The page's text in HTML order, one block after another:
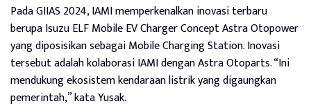
Pada GIIAS 2024, IAMI memperkenalkan inovasi terbaru
berupa Isuzu ELF Mobile EV Charger Concept Astra Otopower
yang diposisikan sebagai Mobile Charging Station. Inovasi
tersebut adalah kolaborasi IAMI dengan Astra Otoparts. “Ini
mendukung ekosistem kendaraan listrik yang digaungkan
pemerintah,” kata Yusak.